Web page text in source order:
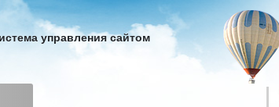
управления сайтом